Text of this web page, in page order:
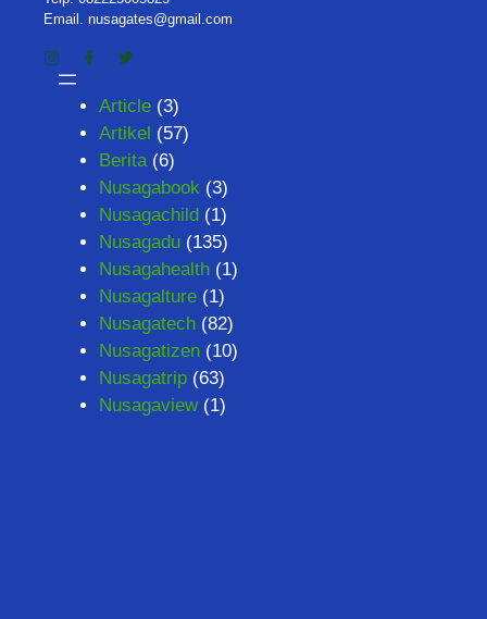
Email. nusagates@gmail.com
Article (3)
Artikel (57)
Berita(6)
Nusagabook (3)
Nusagachild (1)
Nusagadu (135)
Nusagahealth (1)
Nusagalture (1)
Nusagatech (82)
Nusagatizen (10)
Nusagatrip (63)
Nusagaview(1)